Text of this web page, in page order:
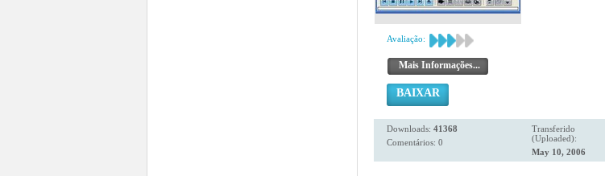
Avaliação:
Mais Informações...
BAIXAR
Downloads: 41368
Comentários: 0
Transferido
(Uploaded):
May 10, 2006